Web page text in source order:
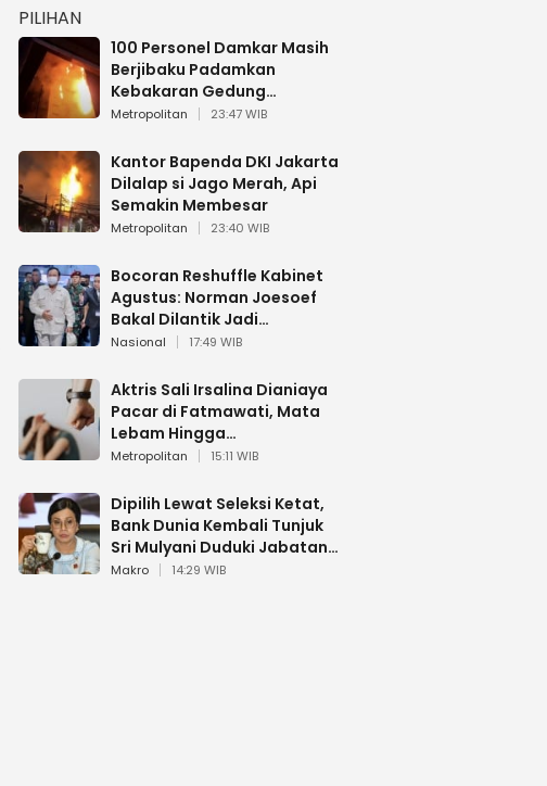
PILIHAN
100 Personel Damkar Masih
Berjibaku Padamkan
Kebakaran Gedung
Bapenda DKI
Metropolitan 23:47 WIB
Kantor Bapenda DKI Jakarta
Dilalap si Jago Merah, Api
Semakin Membesar
Metropolitan 23:40 WIB
Bocoran Reshuffle Kabinet
Agustus: Norman Joesoef
Bakal Dilantik Jadi
Wamenhan RI
Nasional 17:49 WIB
Aktris Sali Irsalina Dianiaya
Pacar di Fatmawati, Mata
Lebam Hingga
Diselamatkan Polantas
Metropolitan 15:11 WIB
Dipilih Lewat Seleksi Ketat,
Bank Dunia Kembali Tunjuk
Sri Mulyani Duduki Jabatan
Strategis
Makro 14:29 WIB